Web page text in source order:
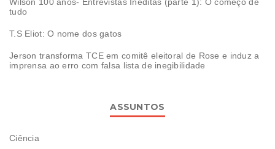
Wilson 100 anos- Entrevistas Inéditas (parte 1): O começo de
tudo
T.S Eliot: O nome dos gatos
Jerson transforma TCE em comitê eleitoral de Rose e induz a
imprensa ao erro com falsa lista de inegibilidade
ASSUNTOS
Ciência